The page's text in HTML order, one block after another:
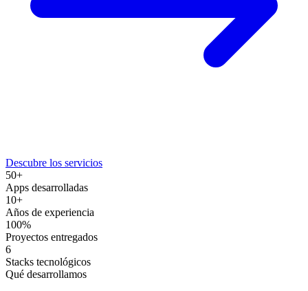
Descubre los servicios
50+
Apps desarrolladas
10+
Años de experiencia
100%
Proyectos entregados
6
Stacks tecnológicos
Qué desarrollamos